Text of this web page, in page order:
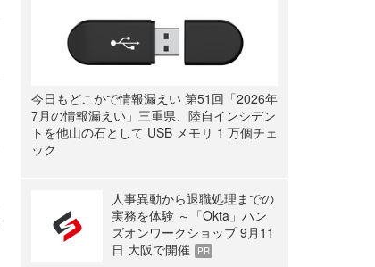
今日もどこかで情報漏えい 第51回「2026年
7月の情報漏えい」三重県、陸自インシデン
トを他山の石として USB メモリ 1 万個チェ
ック
人事異動から退職処理までの
実務を体験 ～「Okta」ハン
ズオンワークショップ 9月11
日 大阪で開催
PR